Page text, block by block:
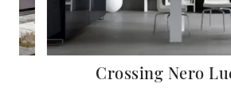
Crossing Nero